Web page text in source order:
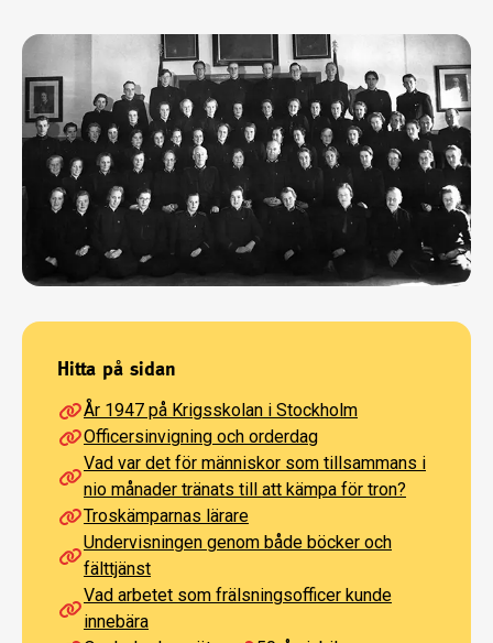
Hitta på sidan
År 1947 på Krigsskolan i Stockholm
Officersinvigning och orderdag
Vad var det för människor som tillsammans i
nio månader tränats till att kämpa för tron?
Troskämparnas lärare
Undervisningen genom både böcker och
fälttjänst
Vad arbetet som frälsningsofficer kunde
innebära